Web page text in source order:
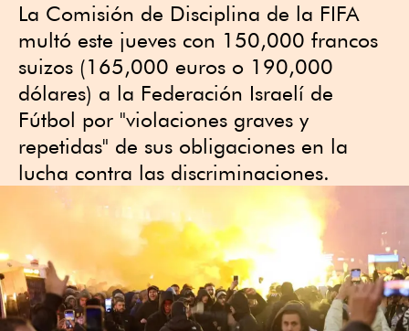
La Comisión de Disciplina de la FIFA
multó este jueves con 150,000 francos
suizos (165,000 euros o 190,000
dólares) a la Federación Israelí de
Fútbol por "violaciones graves y
repetidas" de sus obligaciones en la
lucha contra las discriminaciones.